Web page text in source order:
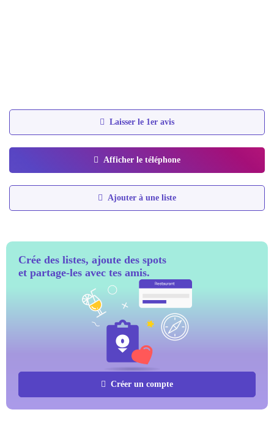
Laisser le 1er avis
Afficher le téléphone
Ajouter à une liste
Crée des listes, ajoute des spots
et partage-les avec tes amis.
Créer un compte